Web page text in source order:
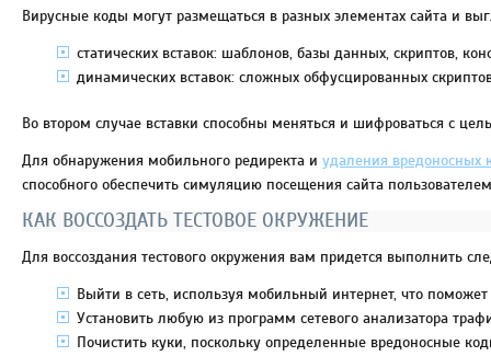
Вирусные коды могут размещаться в разных элементах сайта и
статических вставок: шаблонов, базы данных, скриптов,
динамических вставок: сложных обфусцированных
Во втором случае вставки способны меняться и шифроваться с
Для обнаружения мобильного редиректа и удаления вредоносных
способного обеспечить симуляцию посещения сайта
КАК ВОССОЗДАТЬ ТЕСТОВОЕ ОКРУЖЕНИЕ
Для воссоздания тестового окружения вам придется выполнить
Выйти в сеть, используя мобильный интернет, что
Установить любую из программ сетевого анализатора
Почистить куки, поскольку определенные вредоносные